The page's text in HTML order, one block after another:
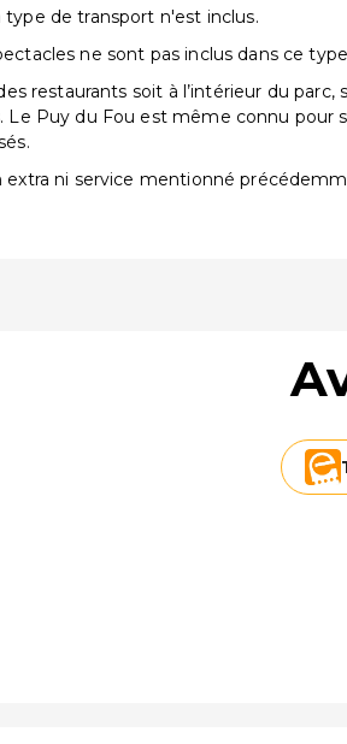
type de transport n'est inclus.
ne sont pas inclus dans ce
restaurants soit à l’intérieur du
Le Puy du Fou est même connu pour
extra ni service mentionné